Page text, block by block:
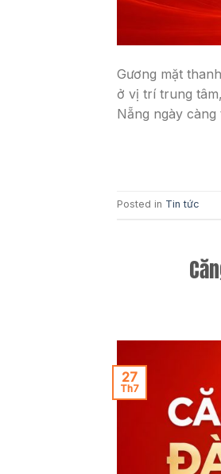
Gương mặt
ở vị trí trung
Nẵng ngày
Posted in Tin tức
27
Th7